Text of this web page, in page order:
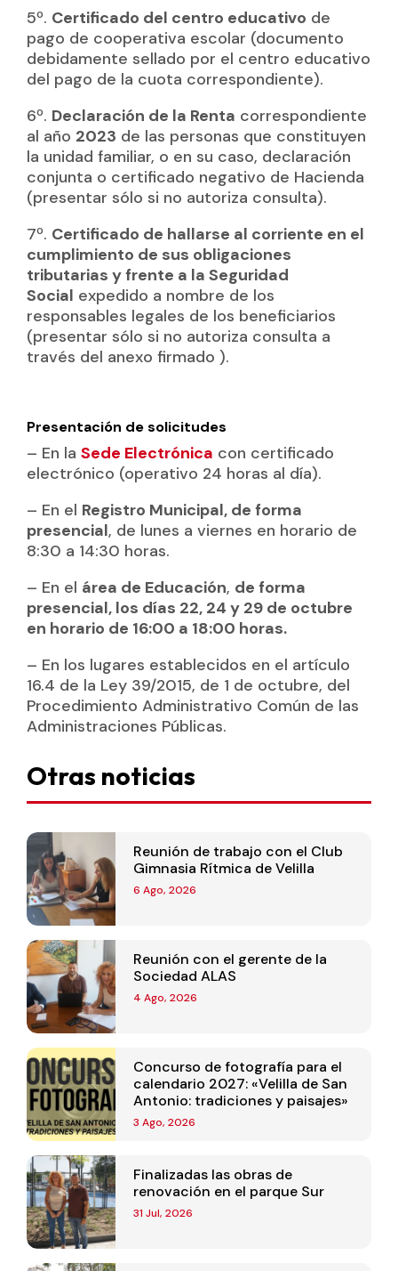
5º. Certificado del centro educativo de
pago de cooperativa escolar (documento
debidamente sellado por el centro educativo
del pago de la cuota correspondiente).
6º. Declaración de la Renta correspondiente
al año 2023 de las personas que constituyen
la unidad familiar, o en su caso, declaración
conjunta o certificado negativo de Hacienda
(presentar sólo si no autoriza consulta).
7º. Certificado de hallarse al corriente en el
cumplimiento de sus obligaciones
tributarias y frente a la Seguridad
Social expedido a nombre de los
responsables legales de los beneficiarios
(presentar sólo si no autoriza consulta a
través del anexo firmado ).
Presentación de solicitudes
– En la Sede Electrónica con certificado
electrónico (operativo 24 horas al día).
– En el Registro Municipal, de forma
presencial, de lunes a viernes en horario de
8:30 a 14:30 horas.
– En el área de Educación, de forma
presencial, los días 22, 24 y 29 de octubre
en horario de 16:00 a 18:00 horas.
– En los lugares establecidos en el artículo
16.4 de la Ley 39/2015, de 1 de octubre, del
Procedimiento Administrativo Común de las
Administraciones Públicas.
Otras noticias
Reunión de trabajo con el Club
Gimnasia Rítmica de Velilla
6 Ago, 2026
Reunión con el gerente de la
Sociedad ALAS
4 Ago, 2026
Concurso de fotografía para el
calendario 2027: «Velilla de San
Antonio: tradiciones y paisajes»
3 Ago, 2026
Finalizadas las obras de
renovación en el parque Sur
31 Jul, 2026